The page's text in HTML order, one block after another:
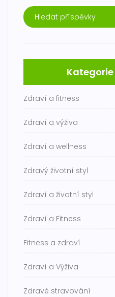
Zdraví a fitness
Zdraví a výživa
Zdraví a wellness
Zdravý životní styl
Zdraví a životní styl
Zdraví a Fitness
Fitness a zdraví
Zdraví a Výživa
Zdravé stravování